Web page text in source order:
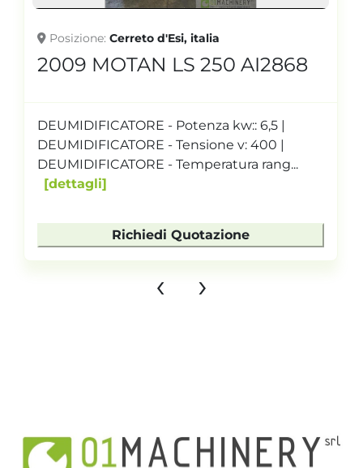
Posizione Cerreto d'Esi, italia
2009 MOTAN LS 250 AI2868
DEUMIDIFICATORE - Potenza kw:: 6,5 |
DEUMIDIFICATORE - Tensione v: 400 |
DEUMIDIFICATORE - Temperatura rang...
dettagli
Richiedi Quotazione
‹ ›